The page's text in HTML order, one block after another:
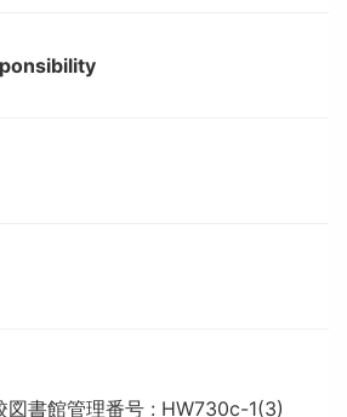
図書館管理番号 : HW730c-1(3)